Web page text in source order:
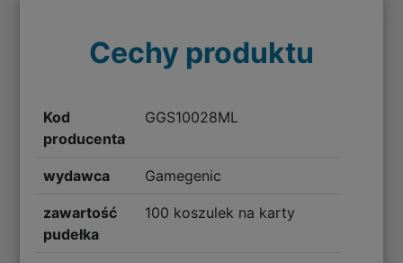
Cechy produktu
Kod
producenta
GGS10028ML
wydawca Gamegenic
zawartość
pudełka
100 koszulek na karty